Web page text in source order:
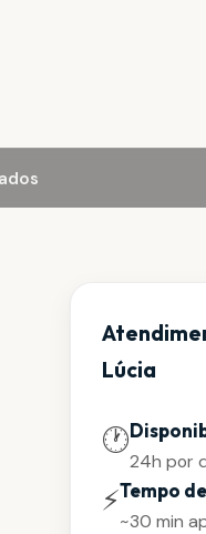
Lúcia
🕐
24h por
⚡Tempo
~30 min